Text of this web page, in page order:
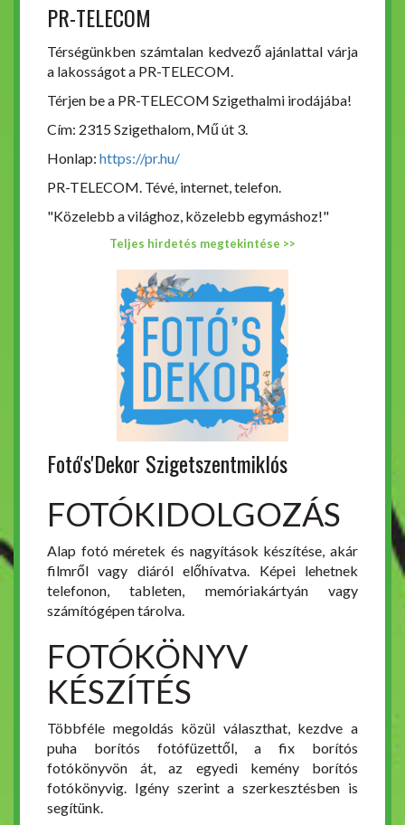
PR-TELECOM
Térségünkben számtalan kedvező ajánlattal várja
a lakosságot a PR-TELECOM.
Térjen be a PR-TELECOM Szigethalmi irodájába!
Cím: 2315 Szigethalom, Mű út 3.
Honlap: https://pr.hu/
PR-TELECOM. Tévé, internet, telefon.
"Közelebb a világhoz, közelebb egymáshoz!"
Teljes hirdetés megtekintése >>
Fotó's'Dekor Szigetszentmiklós
FOTÓKIDOLGOZÁS
Alap fotó méretek és nagyítások készítése, akár
filmről vagy diáról előhívatva. Képei lehetnek
telefonon, tableten, memóriakártyán vagy
számítógépen tárolva.
FOTÓKÖNYV
KÉSZÍTÉS
Többféle megoldás közül választhat, kezdve a
puha borítós fotófüzettől, a fix borítós
fotókönyvön át, az egyedi kemény borítós
fotókönyvig. Igény szerint a szerkesztésben is
segítünk.